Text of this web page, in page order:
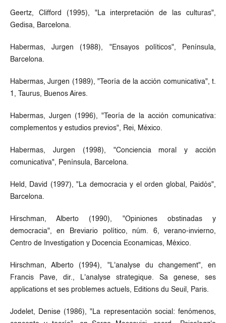
Geertz, Clifford (1995), "La interpretación de las culturas",
Gedisa, Barcelona.
Habermas, Jurgen (1988), "Ensayos políticos", Península,
Barcelona.
Habermas, Jurgen (1989), "Teoría de la acción comunicativa", t.
1, Taurus, Buenos Aires.
Habermas, Jurgen (1996), "Teoría de la acción comunicativa:
complementos y estudios previos", Rei, México.
Habermas, Jurgen (1998), "Conciencia moral y acción
comunicativa", Península, Barcelona.
Held, David (1997), "La democracia y el orden global, Paidós",
Barcelona.
Hirschman, Alberto (1990), "Opiniones obstinadas y
democracia", en Breviario político, núm. 6, verano-invierno,
Centro de Investigation y Docencia Econamicas, México.
Hirschman, Alberto (1994), "L'analyse du changement", en
Francis Pave, dir., L'analyse strategique. Sa genese, ses
applications et ses problemes actuels, Editions du Seuil, Paris.
Jodelet, Denise (1986), "La representación social: fenómenos,